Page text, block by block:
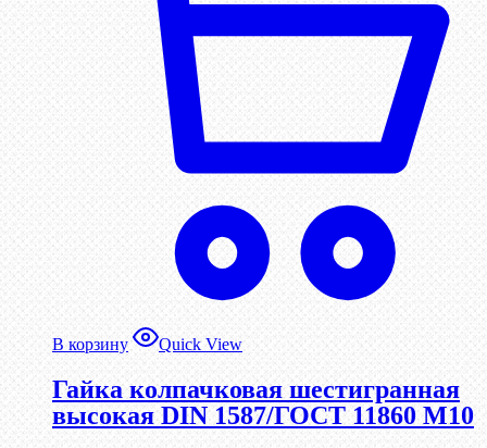
В корзину Quick View
Гайка колпачковая шестигранная
высокая DIN 1587/ГОСТ 11860 М10